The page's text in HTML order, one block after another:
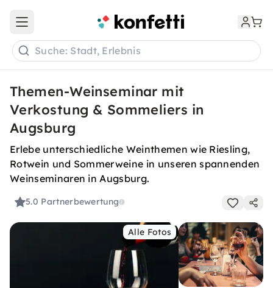
Open main menu
Suche: Stadt, Erlebnis
Themen-Weinseminar mit
Verkostung & Sommeliers in
Augsburg
Erlebe unterschiedliche Weinthemen wie Riesling,
Rotwein und Sommerweine in unseren spannenden
Weinseminaren in Augsburg.
5.0 Partnerbewertung
Alle Fotos